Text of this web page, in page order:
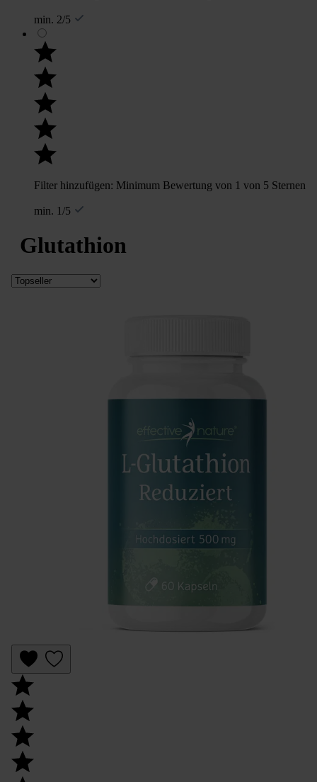
min. 2/5
Filter hinzufügen: Minimum Bewertung von 1 von 5 Sternen
min. 1/5
Glutathion